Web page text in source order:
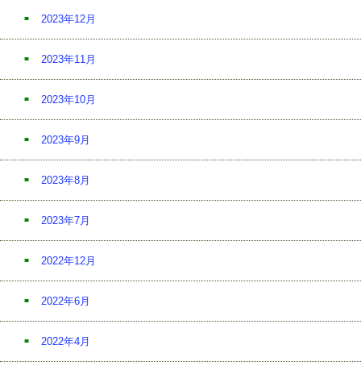
2023年12月
2023年11月
2023年10月
2023年9月
2023年8月
2023年7月
2022年12月
2022年6月
2022年4月